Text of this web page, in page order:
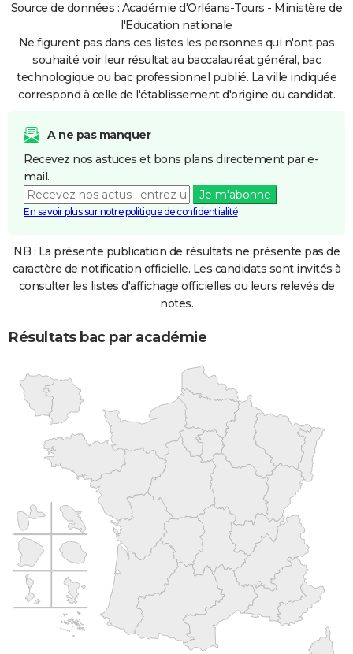
Source de données : Académie d'Orléans-Tours - Ministère de
l'Education nationale
Ne figurent pas dans ces listes les personnes qui n'ont pas
souhaité voir leur résultat au baccalauréat général, bac
technologique ou bac professionnel publié. La ville indiquée
correspond à celle de l'établissement d'origine du candidat.
A ne pas manquer
Recevez nos astuces et bons plans directement par e-
mail.
Je m'abonne
En savoir plus sur notre politique de confidentialité
NB : La présente publication de résultats ne présente pas de
caractère de notification officielle. Les candidats sont invités à
consulter les listes d'affichage officielles ou leurs relevés de
notes.
Résultats bac par académie